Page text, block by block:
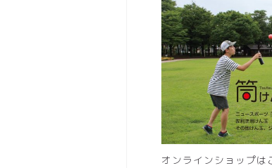
オンラインショップは